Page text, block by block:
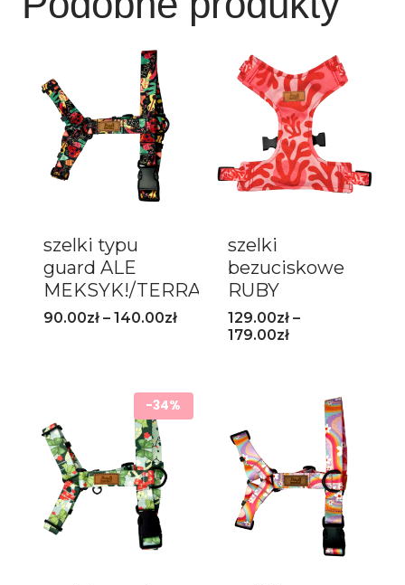
szelki typu
guard ALE
MEKSYK!/TERRAZZO
90.00zł – 140.00zł
szelki
bezuciskowe
RUBY
129.00zł –
179.00zł
-34%